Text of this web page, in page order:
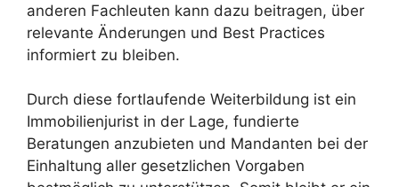
anderen Fachleuten kann dazu beitragen, über
relevante Änderungen und Best Practices
informiert zu bleiben.
Durch diese fortlaufende Weiterbildung ist ein
Immobilienjurist in der Lage, fundierte
Beratungen anzubieten und Mandanten bei der
Einhaltung aller gesetzlichen Vorgaben